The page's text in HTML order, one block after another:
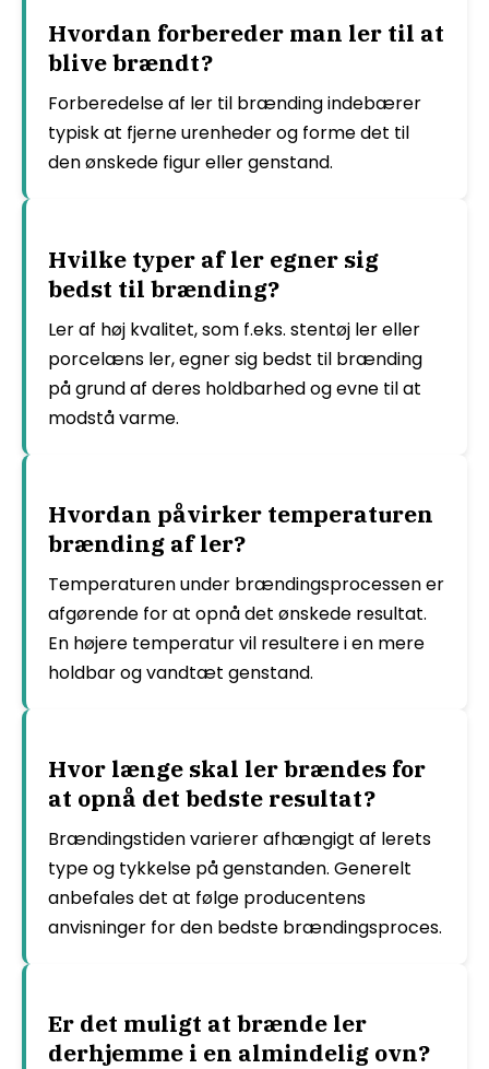
Hvordan forbereder man ler til at
blive brændt?
Forberedelse af ler til brænding indebærer
typisk at fjerne urenheder og forme det til
den ønskede figur eller genstand.
Hvilke typer af ler egner sig
bedst til brænding?
Ler af høj kvalitet, som f.eks. stentøj ler eller
porcelæns ler, egner sig bedst til brænding
på grund af deres holdbarhed og evne til at
modstå varme.
Hvordan påvirker temperaturen
brænding af ler?
Temperaturen under brændingsprocessen er
afgørende for at opnå det ønskede resultat.
En højere temperatur vil resultere i en mere
holdbar og vandtæt genstand.
Hvor længe skal ler brændes for
at opnå det bedste resultat?
Brændingstiden varierer afhængigt af lerets
type og tykkelse på genstanden. Generelt
anbefales det at følge producentens
anvisninger for den bedste brændingsproces.
Er det muligt at brænde ler
derhjemme i en almindelig ovn?